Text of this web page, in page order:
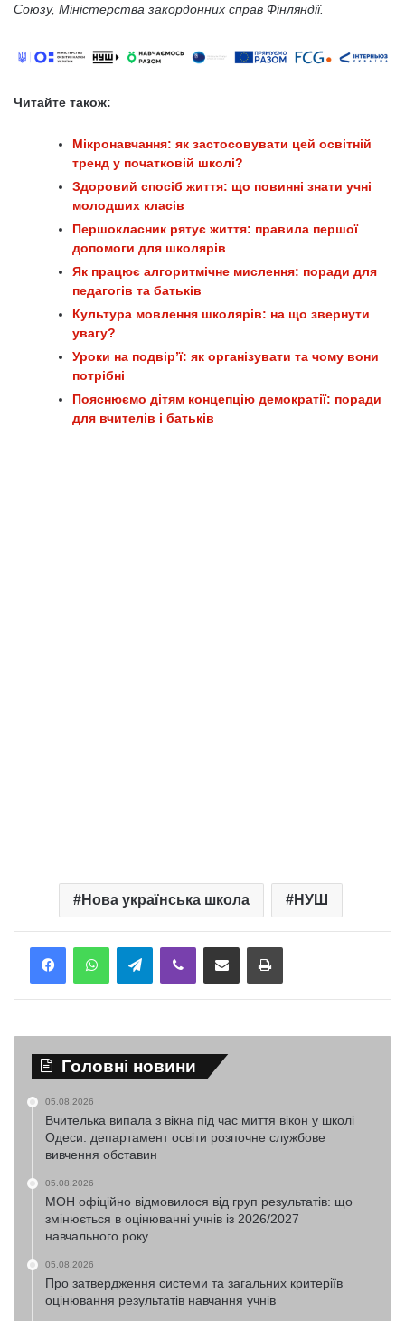
Союзу, Міністерства закордонних справ Фінляндії.
Читайте також:
Мікронавчання: як застосовувати цей освітній
тренд у початковій школі?
Здоровий спосіб життя: що повинні знати учні
молодших класів
Першокласник рятує життя: правила першої
допомоги для школярів
Як працює алгоритмічне мислення: поради для
педагогів та батьків
Культура мовлення школярів: на що звернути
увагу?
Уроки на подвір’ї: як організувати та чому вони
потрібні
Пояснюємо дітям концепцію демократії: поради
для вчителів і батьків
Нова українська школа НУШ
TelegramViber Надіслати електронною поштоюНадрукувати
Головні новини
05.08.2026
Вчителька випала з вікна під час миття вікон у школі
Одеси: департамент освіти розпочне службове
вивчення обставин
05.08.2026
МОН офіційно відмовилося від груп результатів: що
змінюється в оцінюванні учнів із 2026/2027
навчального року
05.08.2026
Про затвердження системи та загальних критеріїв
оцінювання результатів навчання учнів